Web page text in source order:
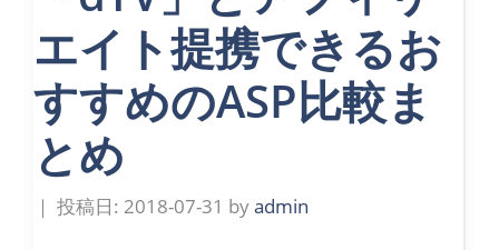
エイト提携できるお
すすめのASP比較ま
とめ
2018-07-31 byadmin